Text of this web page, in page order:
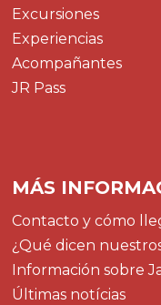
Excursiones
Experiencias
Acompañantes
JR Pass
MÁS
Contacto y cómo
¿Qué dicen
Información sobre
Últimas notícias